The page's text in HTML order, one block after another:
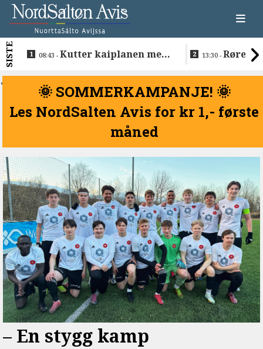
SISTE 08:43 -Kutter kaiplanen med
kroner
13:30 -
<
🌞 SOMMERKAMPANJE! 🌞
Les NordSalten Avis for kr 1,- første
måned
–⁠ En stygg kamp